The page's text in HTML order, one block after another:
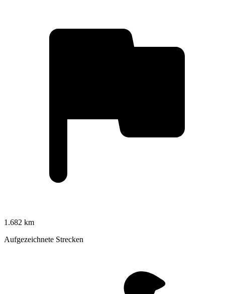
1.682 km
Aufgezeichnete Strecken